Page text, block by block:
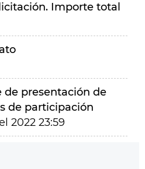
Importe total
de presentación de
de participación
2022 23:59